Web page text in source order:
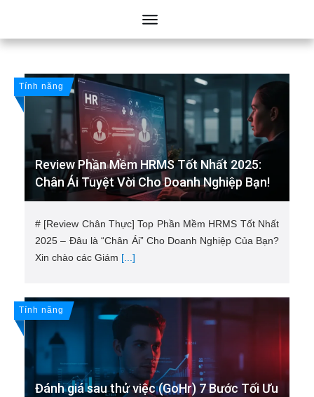
Tính năng
Review Phần Mềm HRMS Tốt Nhất 2025:
Chân Ái Tuyệt Vời Cho Doanh Nghiệp Bạn!
# [Review Chân Thực] Top Phần Mềm HRMS Tốt Nhất
2025 – Đâu là “Chân Ái” Cho Doanh Nghiệp Của Bạn?
Xin chào các Giám [...]
Tính năng
Đánh giá sau thử việc (GoHr) 7 Bước Tối Ưu